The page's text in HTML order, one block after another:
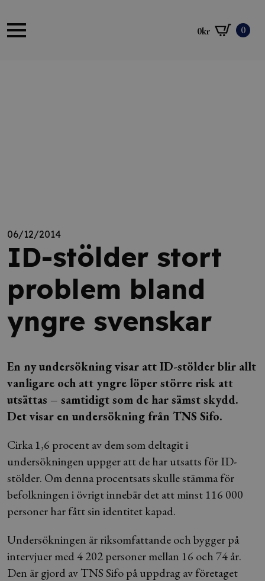
0kr 0
06/12/2014
ID-stölder stort
problem bland
yngre svenskar
En ny undersökning visar att ID-stölder blir allt
vanligare och att yngre löper större risk att
utsättas – samtidigt som de har sämst skydd.
Det visar en undersökning från TNS Sifo.
Cirka 1,6 procent av dem som deltagit i
undersökningen uppger att de har utsatts för ID-
stölder. Om denna procentsats skulle stämma för
befolkningen i övrigt innebär det att minst 116 000
personer har fått sin identitet kapad.
Undersökningen är riksomfattande och bygger på
intervjuer med 4 202 personer mellan 16 och 74 år.
Den är gjord av TNS Sifo på uppdrag av företaget